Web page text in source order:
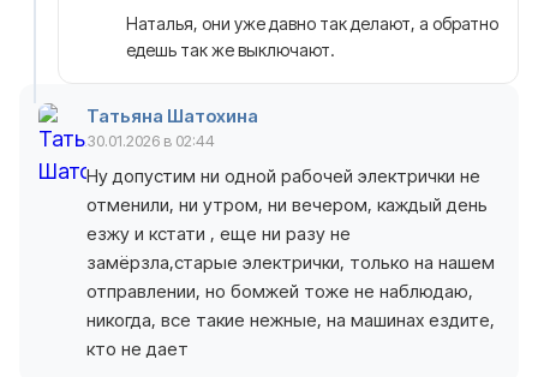
Наталья, они уже давно так делают, а обратно
едешь так же выключают.
Татьяна Шатохина
30.01.2026 в 02:44
Ну допустим ни одной рабочей электрички не
отменили, ни утром, ни вечером, каждый день
езжу и кстати , еще ни разу не
замёрзла,старые электрички, только на нашем
отправлении, но бомжей тоже не наблюдаю,
никогда, все такие нежные, на машинах ездите,
кто не дает